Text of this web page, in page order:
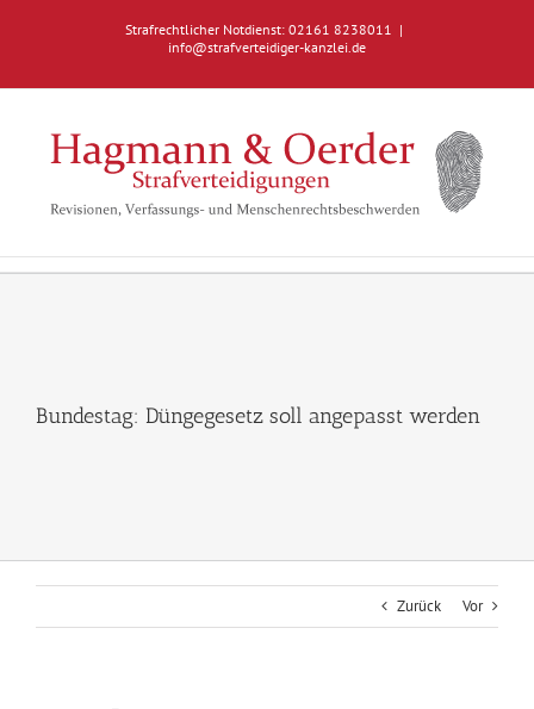
Strafrechtlicher Notdienst: 02161 8238011 |
info@strafverteidiger-kanzlei.de
Bundestag: Düngegesetz soll angepasst werden
Zurück Vor